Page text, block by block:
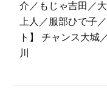
介／もじゃ吉田／
上人／服部ひで子
ト】 チャンス大城
川